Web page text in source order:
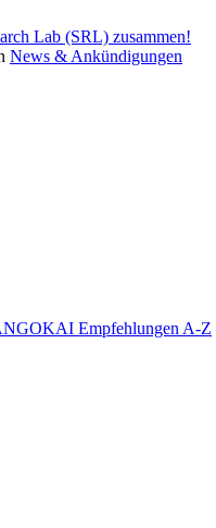
Lab (SRL) zusammen!
News & Ankündigungen
Empfehlungen A-Z